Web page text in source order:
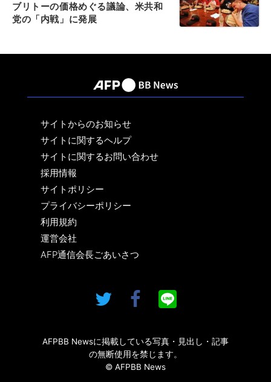
ブリトーの価格めぐる議論、米共和
党の「内戦」に発展
サイトからのお知らせ
サイトに関するヘルプ
サイトに関するお問い合わせ
採用情報
サイトポリシー
プライバシーポリシー
利用規約
運営会社
AFP通信会長ごあいさつ
AFPBB Newsに掲載している写真・見出し・記事
の無断使用を禁じます。
© AFPBB News